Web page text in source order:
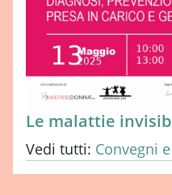
Le malattie
Vedi tutti: Convegni